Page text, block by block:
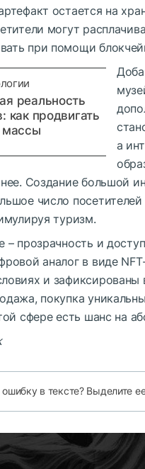
остается на
могут
при помощи
реальность
как продвигать
массы
а
Создание большой
число
туризм.
– прозрачность и
аналог в виде
и зафиксированы
покупка
сфере есть шанс на
в тексте? Выделите